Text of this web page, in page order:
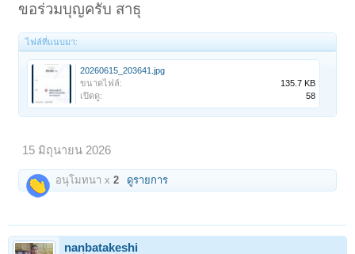
ขอร่วมบุญครับ สาธุ
ไฟล์ที่แนบมา:
20260615_203641.jpg
ขนาดไฟล์:
135.7 KB
เปิดดู:
58
15 มิถุนายน 2026
อนุโมทนา x2 ดูรายการ
nanbatakeshi